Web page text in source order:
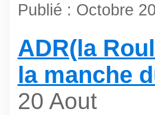
Publié : Octobre
ADR(la
la manche
20 Aout